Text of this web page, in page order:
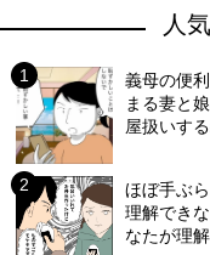
人
義母の便
まる妻と
屋扱いす
ほぼ手ぶ
理解でき
なたが理